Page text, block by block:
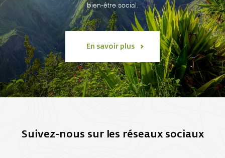
bien-être social.
En savoir plus
Suivez-nous sur les réseaux sociaux